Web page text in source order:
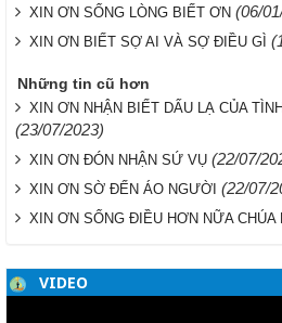
XIN ƠN SỐNG LÒNG BIẾT ƠN (06/
XIN ƠN BIẾT SỢ AI VÀ SỢ ĐIỀU GÌ
Những tin cũ hơn
XIN ƠN NHẬN BIẾT DẤU LẠ CỦA
(23/07/2023)
XIN ƠN ĐÓN NHẬN SỨ VỤ (22/07/
XIN ƠN SỜ ĐẾN ÁO NGƯỜI (22/07/
XIN ƠN SỐNG ĐIỀU HƠN NỮA CHÚA
VIDEO